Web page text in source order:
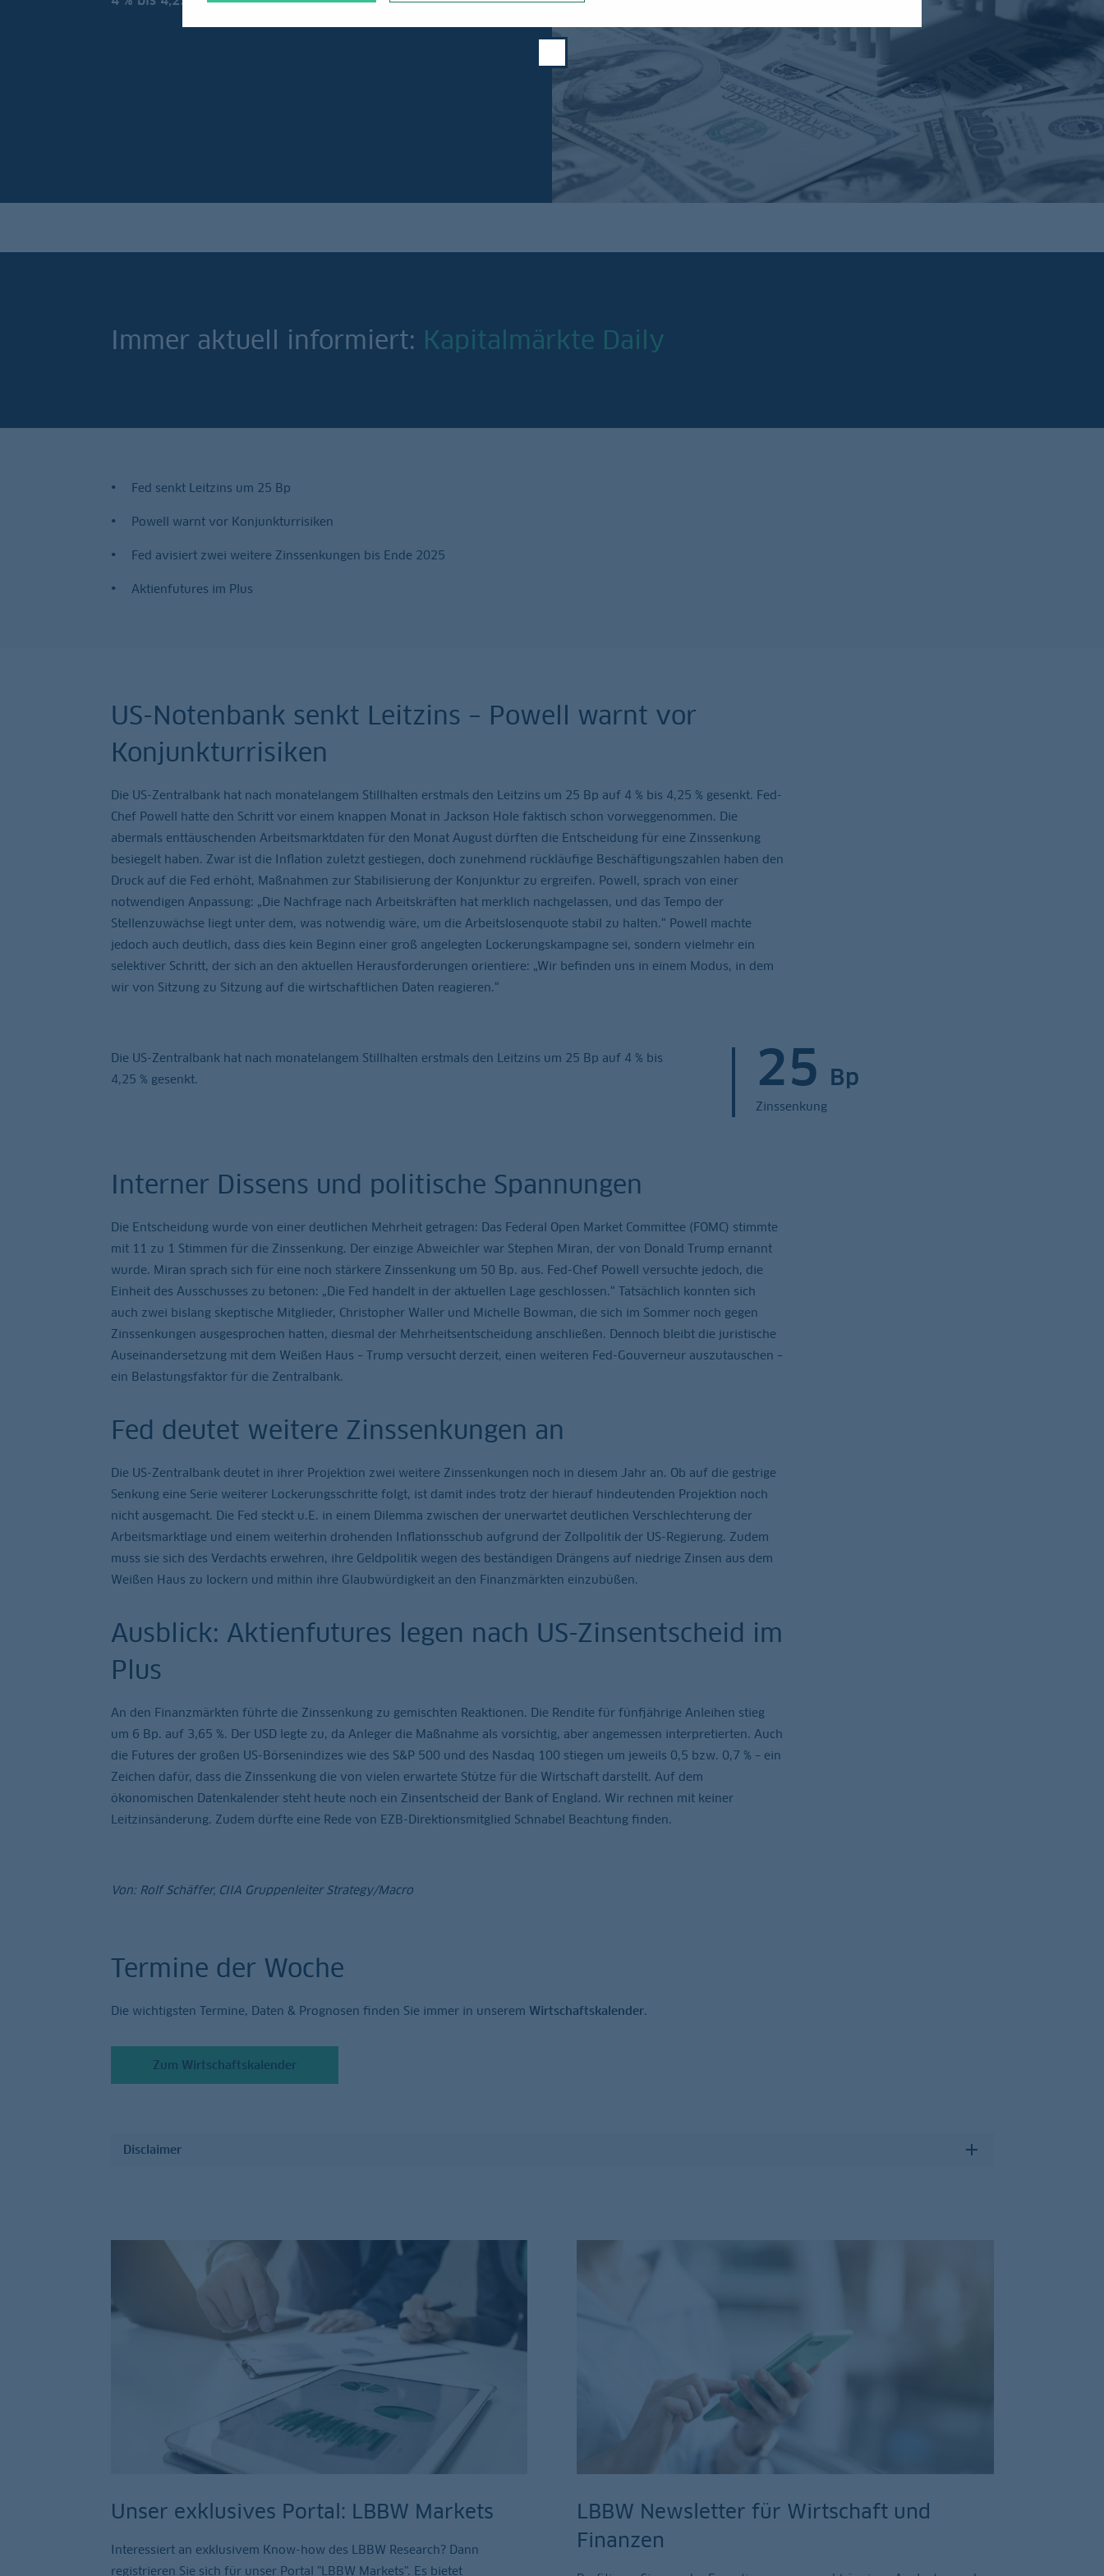
Immer aktuell informiert: Kapitalmärkte Daily
Fed senkt Leitzins um 25 Bp
Powell warnt vor Konjunkturrisiken
Fed avisiert zwei weitere Zinssenkungen bis Ende 2025
Aktienfutures im Plus
US-Notenbank senkt Leitzins – Powell warnt vor
Konjunkturrisiken
Die US-Zentralbank hat nach monatelangem Stillhalten erstmals den Leitzins um 25 Bp auf 4 % bis 4,25 % gesenkt. Fed-
Chef Powell hatte den Schritt vor einem knappen Monat in Jackson Hole faktisch schon vorweggenommen. Die
abermals enttäuschenden Arbeitsmarktdaten für den Monat August dürften die Entscheidung für eine Zinssenkung
besiegelt haben. Zwar ist die Inflation zuletzt gestiegen, doch zunehmend rückläufige Beschäftigungszahlen haben den
Druck auf die Fed erhöht, Maßnahmen zur Stabilisierung der Konjunktur zu ergreifen. Powell, sprach von einer
notwendigen Anpassung: „Die Nachfrage nach Arbeitskräften hat merklich nachgelassen, und das Tempo der
Stellenzuwächse liegt unter dem, was notwendig wäre, um die Arbeitslosenquote stabil zu halten.“ Powell machte
jedoch auch deutlich, dass dies kein Beginn einer groß angelegten Lockerungskampagne sei, sondern vielmehr ein
selektiver Schritt, der sich an den aktuellen Herausforderungen orientiere: „Wir befinden uns in einem Modus, in dem
wir von Sitzung zu Sitzung auf die wirtschaftlichen Daten reagieren.“
Die US-Zentralbank hat nach monatelangem Stillhalten erstmals den Leitzins um 25 Bp auf 4 % bis
4,25 % gesenkt.
25 Bp
Zinssenkung
Interner Dissens und politische Spannungen
Die Entscheidung wurde von einer deutlichen Mehrheit getragen: Das Federal Open Market Committee (FOMC) stimmte
mit 11 zu 1 Stimmen für die Zinssenkung. Der einzige Abweichler war Stephen Miran, der von Donald Trump ernannt
wurde. Miran sprach sich für eine noch stärkere Zinssenkung um 50 Bp. aus. Fed-Chef Powell versuchte jedoch, die
Einheit des Ausschusses zu betonen: „Die Fed handelt in der aktuellen Lage geschlossen.“ Tatsächlich konnten sich
auch zwei bislang skeptische Mitglieder, Christopher Waller und Michelle Bowman, die sich im Sommer noch gegen
Zinssenkungen ausgesprochen hatten, diesmal der Mehrheitsentscheidung anschließen. Dennoch bleibt die juristische
Auseinandersetzung mit dem Weißen Haus – Trump versucht derzeit, einen weiteren Fed-Gouverneur auszutauschen –
ein Belastungsfaktor für die Zentralbank.
Fed deutet weitere Zinssenkungen an
Die US-Zentralbank deutet in ihrer Projektion zwei weitere Zinssenkungen noch in diesem Jahr an. Ob auf die gestrige
Senkung eine Serie weiterer Lockerungsschritte folgt, ist damit indes trotz der hierauf hindeutenden Projektion noch
nicht ausgemacht. Die Fed steckt u.E. in einem Dilemma zwischen der unerwartet deutlichen Verschlechterung der
Arbeitsmarktlage und einem weiterhin drohenden Inflationsschub aufgrund der Zollpolitik der US-Regierung. Zudem
muss sie sich des Verdachts erwehren, ihre Geldpolitik wegen des beständigen Drängens auf niedrige Zinsen aus dem
Weißen Haus zu lockern und mithin ihre Glaubwürdigkeit an den Finanzmärkten einzubüßen.
Ausblick: Aktienfutures legen nach US-Zinsentscheid im
Plus
An den Finanzmärkten führte die Zinssenkung zu gemischten Reaktionen. Die Rendite für fünfjährige Anleihen stieg
um 6 Bp. auf 3,65 %. Der USD legte zu, da Anleger die Maßnahme als vorsichtig, aber angemessen interpretierten. Auch
die Futures der großen US-Börsenindizes wie des S&P 500 und des Nasdaq 100 stiegen um jeweils 0,5 bzw. 0,7 % – ein
Zeichen dafür, dass die Zinssenkung die von vielen erwartete Stütze für die Wirtschaft darstellt. Auf dem
ökonomischen Datenkalender steht heute noch ein Zinsentscheid der Bank of England. Wir rechnen mit keiner
Leitzinsänderung. Zudem dürfte eine Rede von EZB-Direktionsmitglied Schnabel Beachtung finden.
Von: Rolf Schäffer, CIIA Gruppenleiter Strategy/Macro
Termine der Woche
Die wichtigsten Termine, Daten & Prognosen finden Sie immer in unserem Wirtschaftskalender.
Zum Wirtschaftskalender
Disclaimer
Unser exklusives Portal: LBBW Markets
Interessiert an exklusivem Know-how des LBBW Research? Dann
registrieren Sie sich für unser Portal "LBBW Markets". Es bietet
LBBW Newsletter für Wirtschaft und
Finanzen